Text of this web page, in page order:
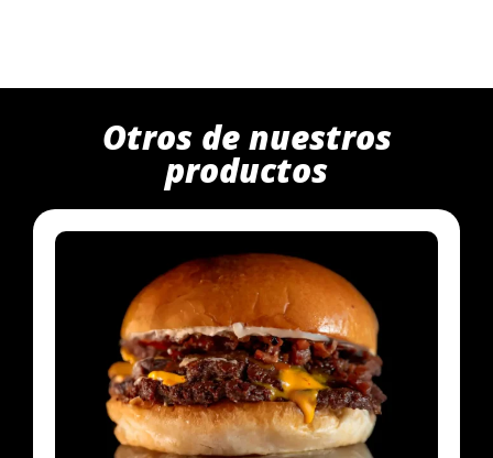
Otros de nuestros
productos